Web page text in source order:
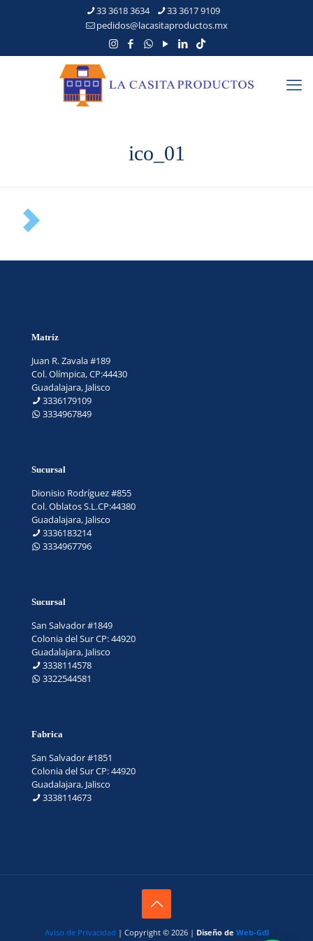
33 3618 3634
33 3617 9109
pedidos@lacasitaproductos.mx
ico_01
Matríz
Juan R. Zavala #189
Col. Olímpica, CP:44430
Guadalajara, Jalisco
3336179109
3334967849
Sucursal
Dionisio Rodríguez #855
Col. Oblatos S.L.CP:44380
Guadalajara, Jalisco
3336183214
3334967796
Sucursal
San Salvador #1849
Colonia del Sur CP: 44920
Guadalajara, Jalisco
3338114578
3322544581
Fabrica
San Salvador #1851
Colonia del Sur CP: 44920
Guadalajara, Jalisco
3338114673
Aviso de Privacidad | Copyright © 2026 | Diseño de Web-Gdl